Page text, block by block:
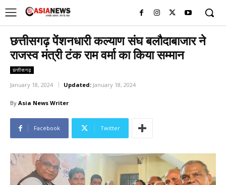
छत्तीसगढ़ पेंशनधारी कल्याण संघ बलौदाबाजार ने
राजस्व मंत्री टंक राम वर्मा का किया सम्मान
छत्तीसगढ़
January 18, 2024 Updated: January 18, 2024
By Asia News Writer
Facebook Twitter